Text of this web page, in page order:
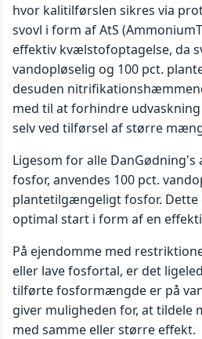
hvor kalitilførslen sikres via
svovl i form af AtS
effektiv kvælstofoptagelse, da
vandopløselig og 100 pct.
desuden
med til at forhindre
selv ved tilførsel af større
Ligesom for alle
fosfor, anvendes 100 pct.
plantetilgængeligt fosfor.
optimal start i form af en
På ejendomme med
eller lave fosfortal, er det
tilførte fosformængde er på
giver muligheden for, at tildele
med samme eller større effekt.